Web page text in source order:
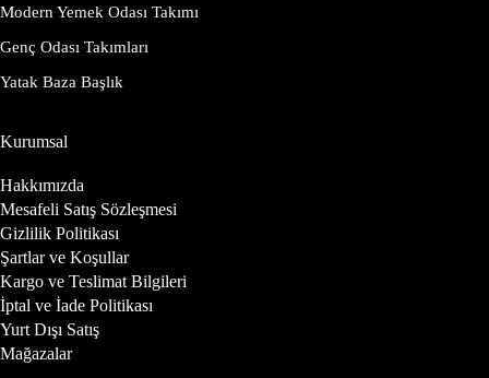
Modern Yemek Odası Takımı
Genç Odası Takımları
Yatak Baza Başlık
Kurumsal
Hakkımızda
Mesafeli Satış Sözleşmesi
Gizlilik Politikası
Şartlar ve Koşullar
Kargo ve Teslimat Bilgileri
İptal ve İade Politikası
Yurt Dışı Satış
Mağazalar